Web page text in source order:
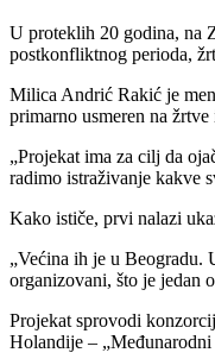
U proteklih 20 godina, na
postkonfliktnog perioda,
Milica Andrić Rakić je
primarno usmeren na
„Projekat ima za cilj da
radimo istraživanje kakve
Kako ističe, prvi nalazi
„Većina ih je u Beogradu.
organizovani, što je jedan
Projekat sprovodi
Holandije –